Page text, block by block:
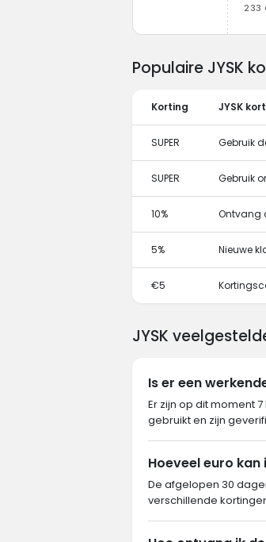
233
Populaire JYSK
Korting JYSK
SUPER Gebruik
SUPER Gebruik
10% Ontvang
5% Nieuwe
€5
JYSK
Is er een
Er zijn op dit moment
gebruikt en zijn
Hoeveel euro kan
De afgelopen 30
verschillende